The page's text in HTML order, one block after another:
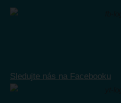
Sledujte nás na Facebooku